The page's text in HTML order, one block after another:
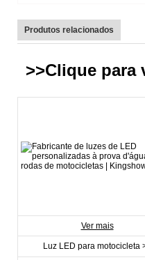
Produtos relacionados
>>Clique para
Ver mais
Luz LED para motocicleta